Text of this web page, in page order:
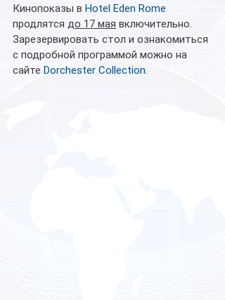
Кинопоказы в Hotel Eden Rome
продлятся до 17 мая включительно.
Зарезервировать стол и ознакомиться
с подробной программой можно на
сайте Dorchester Collection.